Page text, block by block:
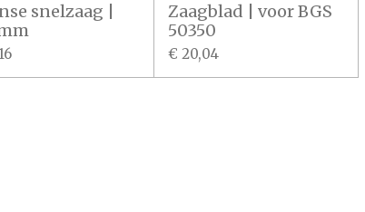
snelzaag |
Zaagblad | voor BGS
50350
€ 20,04